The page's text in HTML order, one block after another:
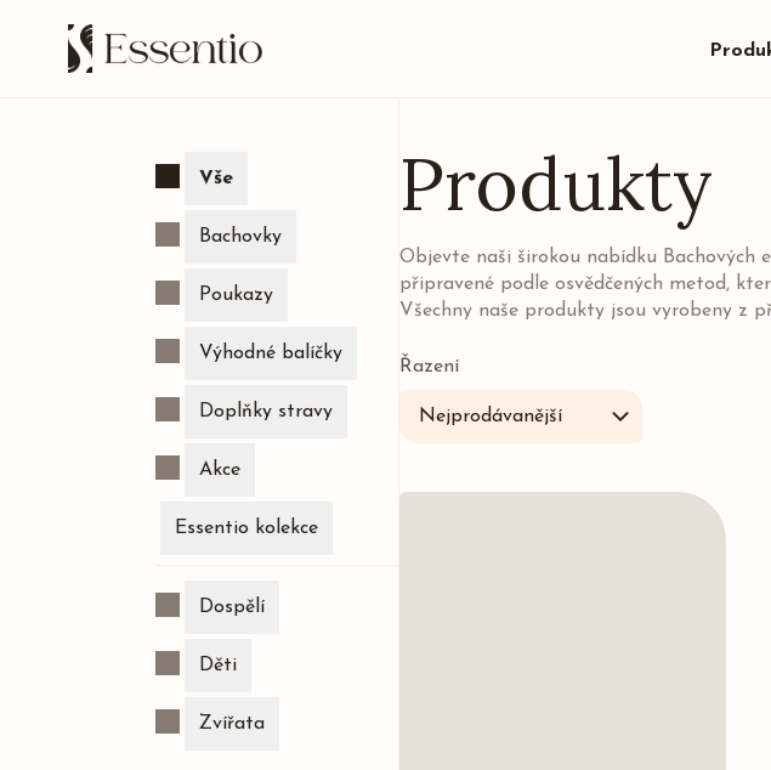
Vše
Bachovky
Poukazy
Výhodné balíčky
Doplňky stravy
Akce
Essentio kolekce
Dospělí
Děti
Zvířata
Produkty
Objevte naši širokou nabídku Bachových
připravené podle osvědčených metod,
Všechny naše produkty jsou vyrobeny z
Řazení
Nejprodávanější